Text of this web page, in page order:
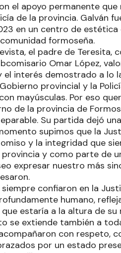
el apoyo permanente
de la provincia. Galván
en un centro de
formoseña.
el padre de Teresita,
Omar López,
el interés demostrado a lo
provincial y la
mayúsculas. Por eso
de la provincia de
Su partida dejó
supimos que la
y la integridad que
provincia y como parte de
expresar nuestro más
confiaron en la
humano,
estaría a la altura de su
se extiende también a
con respeto,
por un estado